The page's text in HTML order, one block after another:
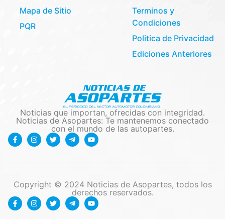
Mapa de Sitio
PQR
Terminos y
Condiciones
Politica de Privacidad
Ediciones Anteriores
Noticias que importan, ofrecidas con integridad.
Noticias de Asopartes: Te mantenemos conectado
con el mundo de las autopartes.
Copyright © 2024 Noticias de Asopartes, todos los
derechos reservados.